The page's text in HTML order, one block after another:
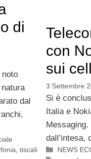
di
dal
,tiscali
con
sui
3 Settembre
Si è
Italia e
dall’intesa,
Categorie
NEWS